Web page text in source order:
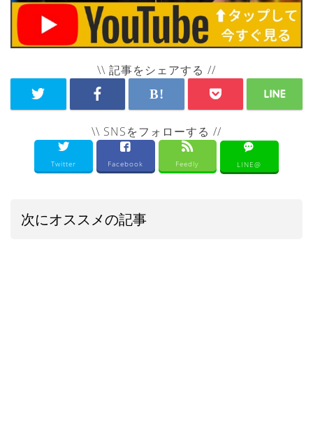
\\ 記事をシェアする //
\\ SNSをフォローする //
Twitter Facebook Feedly LINE@
次にオススメの記事